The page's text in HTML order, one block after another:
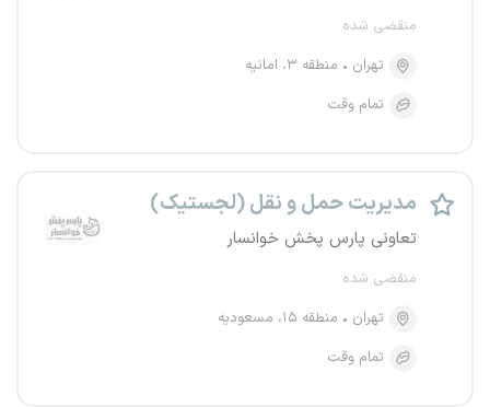
منقضی شده
تهران
منطقه ۳، امانیه
تمام وقت
مدیریت حمل و نقل (لجستیک)
تعاونی پارس پخش خوانسار
منقضی شده
تهران
منطقه ۱۵، مسعودیه
تمام وقت